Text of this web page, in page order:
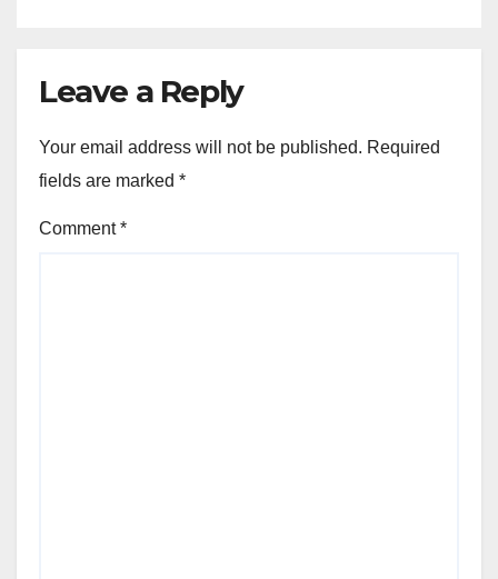
Leave a Reply
Your email address will not be published. Required
fields are marked *
Comment*